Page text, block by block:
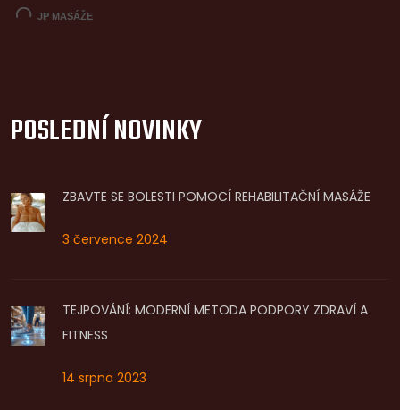
POSLEDNÍ NOVINKY
ZBAVTE SE BOLESTI POMOCÍ REHABILITAČNÍ MASÁŽE
3 července 2024
TEJPOVÁNÍ: MODERNÍ METODA PODPORY ZDRAVÍ A
FITNESS
14 srpna 2023